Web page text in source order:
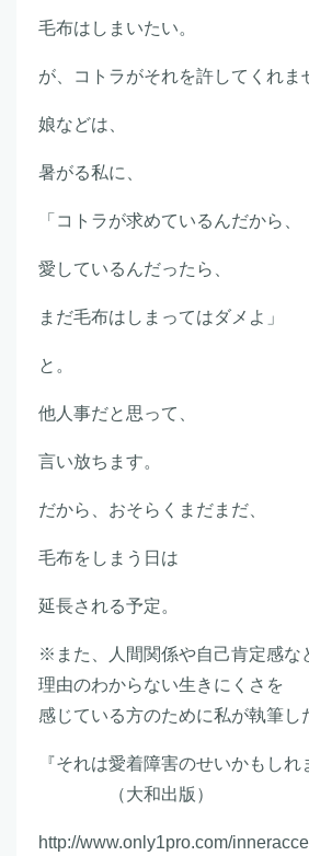
毛布はしまいたい。
が、コトラがそれを許してくれま
娘などは、
暑がる私に、
「コトラが求めているんだから、
愛しているんだったら、
まだ毛布はしまってはダメよ」
と。
他人事だと思って、
言い放ちます。
だから、おそらくまだまだ、
毛布をしまう日は
延長される予定。
※また、人間関係や自己肯定感な
理由のわからない生きにくさを
感じている方のために私が執筆し
『それは愛着障害のせいかもしれ
（大和出版）
http://www.only1pro.com/